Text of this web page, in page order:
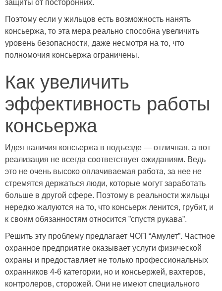
защиты от посторонних.
Поэтому если у жильцов есть возможность нанять
консьержа, то эта мера реально способна увеличить
уровень безопасности, даже несмотря на то, что
полномочия консьержа ограничены.
Как увеличить
эффективность работы
консьержа
Идея наличия консьержа в подъезде — отличная, а вот
реализация не всегда соответствует ожиданиям. Ведь
это не очень высоко оплачиваемая работа, за нее не
стремятся держаться люди, которые могут заработать
больше в другой сфере. Поэтому в реальности жильцы
нередко жалуются на то, что консьерж ленится, грубит, и
к своим обязанностям относится ”спустя рукава”.
Решить эту проблему предлагает ЧОП “Амулет”. Частное
охранное предприятие оказывает услуги физической
охраны и предоставляет не только профессиональных
охранников 4-6 категории, но и консьержей, вахтеров,
контролеров, сторожей. Они не имеют специального